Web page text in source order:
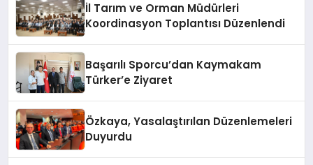
İl Tarım ve Orman Müdürleri
Koordinasyon Toplantısı Düzenlendi
Başarılı Sporcu’dan Kaymakam
Türker’e Ziyaret
Özkaya, Yasalaştırılan Düzenlemeleri
Duyurdu